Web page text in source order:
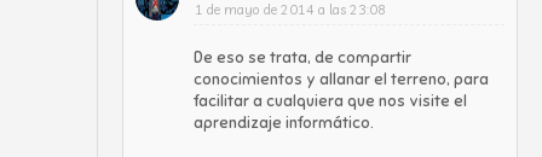
1 de mayo de 2014 a las 23:08
De eso se trata, de compartir
conocimientos y allanar el terreno, para
facilitar a cualquiera que nos visite el
aprendizaje informático.